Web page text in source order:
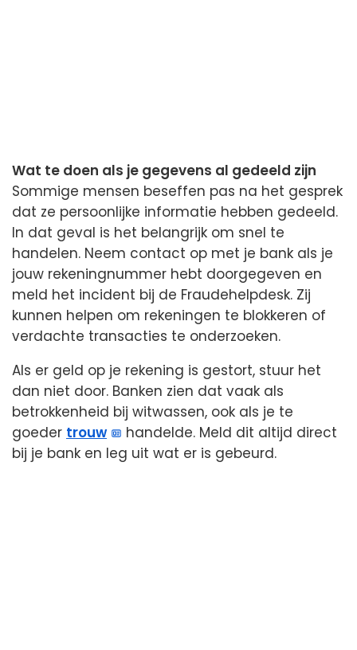
Wat te doen als je gegevens al gedeeld zijn
Sommige mensen beseffen pas na het gesprek
dat ze persoonlijke informatie hebben gedeeld.
In dat geval is het belangrijk om snel te
handelen. Neem contact op met je bank als je
jouw rekeningnummer hebt doorgegeven en
meld het incident bij de Fraudehelpdesk. Zij
kunnen helpen om rekeningen te blokkeren of
verdachte transacties te onderzoeken.
Als er geld op je rekening is gestort, stuur het
dan niet door. Banken zien dat vaak als
betrokkenheid bij witwassen, ook als je te
goeder trouw
handelde. Meld dit altijd direct
bij je bank en leg uit wat er is gebeurd.